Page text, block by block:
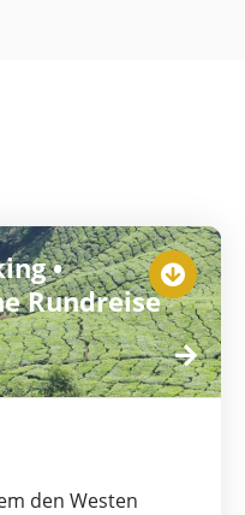
•
Rundreise
den Westen